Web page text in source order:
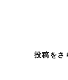
投稿をさ